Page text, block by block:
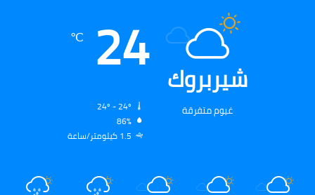
شيربروك
غيوم متفرقة
24
℃
86%
1.5 كيلومتر/ساعة